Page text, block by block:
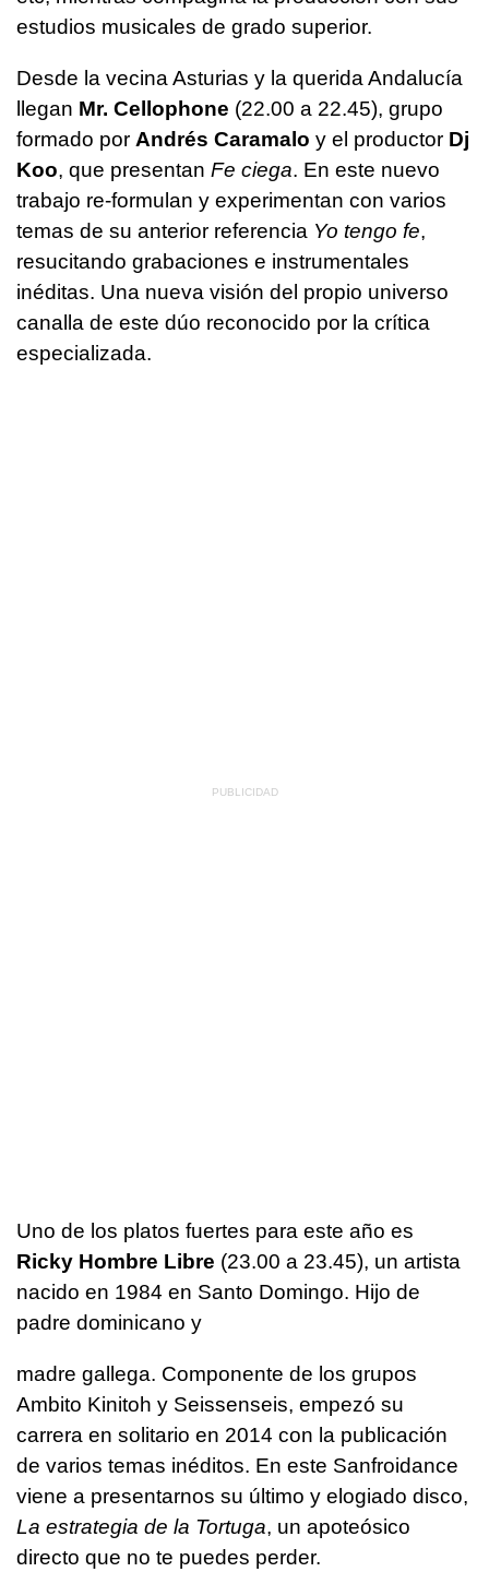
estudios musicales de grado superior.
Desde la vecina Asturias y la querida Andalucía
llegan Mr. Cellophone (22.00 a 22.45), grupo
formado por Andrés Caramalo y el productor Dj
Koo, que presentan Fe ciega. En este nuevo
trabajo re-formulan y experimentan con varios
temas de su anterior referencia Yo tengo fe,
resucitando grabaciones e instrumentales
inéditas. Una nueva visión del propio universo
canalla de este dúo reconocido por la crítica
especializada.
Uno de los platos fuertes para este año es
Ricky Hombre Libre (23.00 a 23.45), un artista
nacido en 1984 en Santo Domingo. Hijo de
padre dominicano y
madre gallega. Componente de los grupos
Ambito Kinitoh y Seissenseis, empezó su
carrera en solitario en 2014 con la publicación
de varios temas inéditos. En este Sanfroidance
viene a presentarnos su último y elogiado disco,
La estrategia de la Tortuga, un apoteósico
directo que no te puedes perder.